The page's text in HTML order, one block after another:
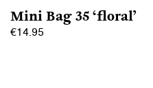
Mini Bag 35 ‘floral’
€14.95